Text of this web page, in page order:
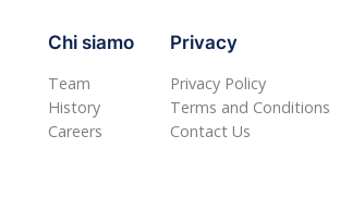
Chi siamo
Team
History
Careers
Privacy
Privacy Policy
Terms and Conditions
Contact Us